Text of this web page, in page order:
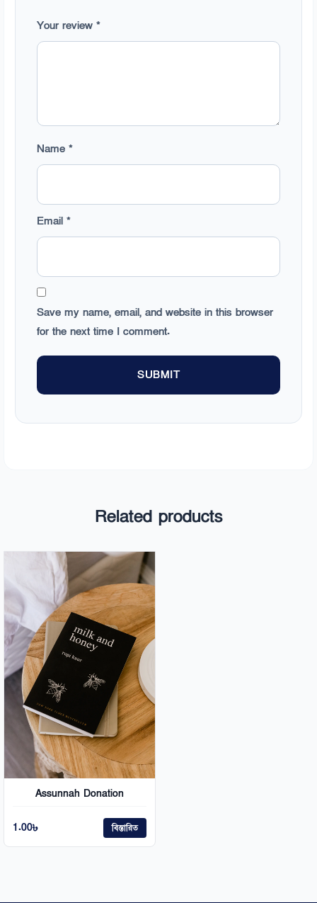
Your review *
Name *
Email *
Save my name, email, and website in this browser
for the next time I comment.
Related products
Assunnah Donation
1.00৳ বিস্তারিত